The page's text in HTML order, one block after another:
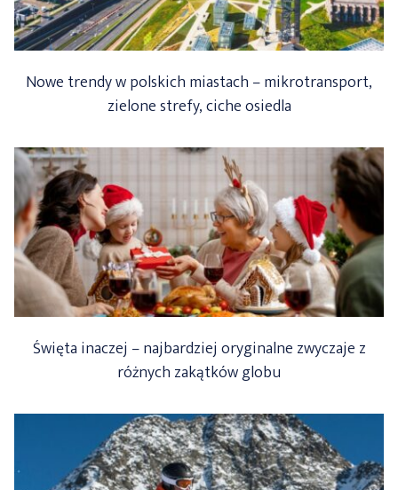
Nowe trendy w polskich miastach – mikrotransport,
zielone strefy, ciche osiedla
Święta inaczej – najbardziej oryginalne zwyczaje z
różnych zakątków globu